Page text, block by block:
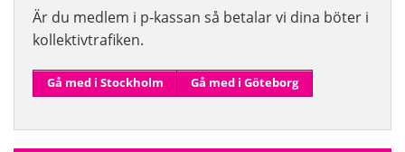
Är du medlem i p-kassan så betalar vi dina böter i
kollektiv­trafiken.
Gå med i Stockholm Gå med i Göteborg